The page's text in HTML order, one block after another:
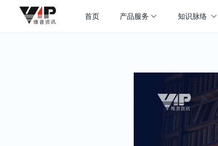
首页 产品服务 知识脉络